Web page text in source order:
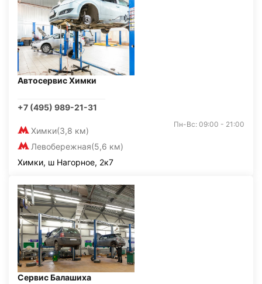
Автосервис Химки
+7 (495) 989-21-31
Химки(3,8 км)
Левобережная(5,6 км)
Пн-Вс: 09:00 - 21:00
Химки, ш Нагорное, 2к7
Сервис Балашиха